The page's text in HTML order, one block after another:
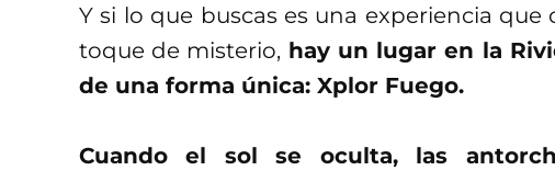
Y si lo que buscas es una experiencia
toque de misterio, hay un lugar en la
de una forma única: Xplor Fuego.
Cuando el sol se oculta, las